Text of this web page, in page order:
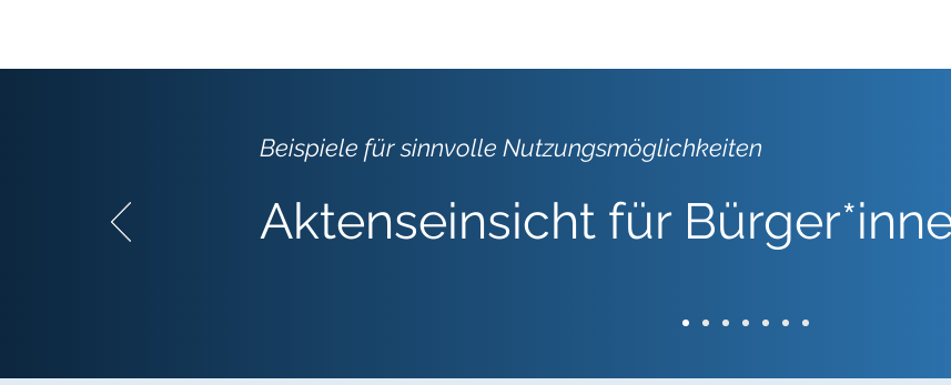
Beispiele für sinnvolle Nutzungsmöglichkeiten
Aktenseinsicht für